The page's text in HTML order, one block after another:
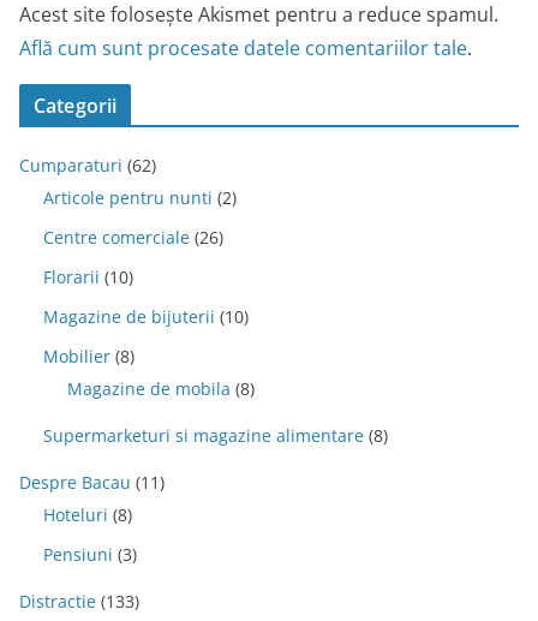
Acest site folosește Akismet pentru a reduce spamul.
Află cum sunt procesate datele comentariilor tale.
Categorii
Cumparaturi (62)
Articole pentru nunti (2)
Centre comerciale (26)
Florarii (10)
Magazine de bijuterii (10)
Mobilier (8)
Magazine de mobila (8)
Supermarketuri si magazine alimentare (8)
Despre Bacau (11)
Hoteluri (8)
Pensiuni (3)
Distractie (133)